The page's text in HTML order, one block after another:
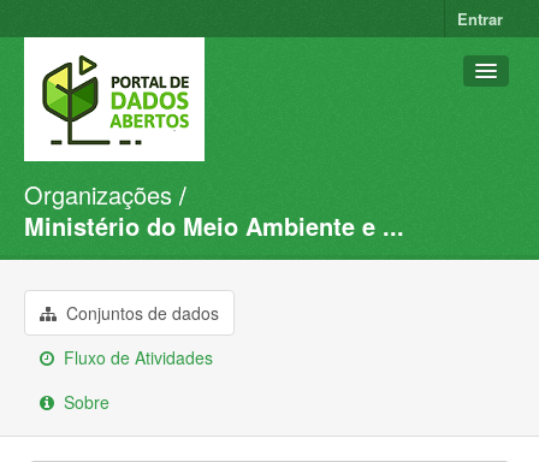
Entrar
Conjuntos de dados
Organizações
Sobre
Organizações
Ministério do Meio Ambiente e ...
Conjuntos de dados
Fluxo de Atividades
Sobre